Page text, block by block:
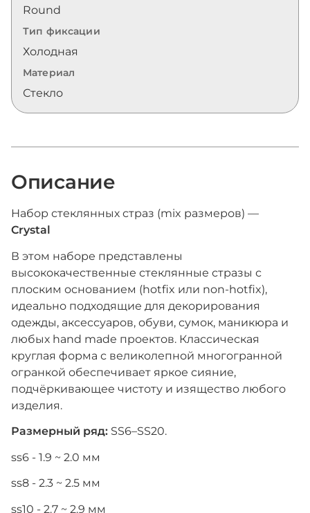
Round
Тип фиксации
Холодная
Материал
Стекло
Описание
Набор стеклянных страз (mix размеров) —
Crystal
В этом наборе представлены
высококачественные стеклянные стразы с
плоским основанием (hotfix или non-hotfix),
идеально подходящие для декорирования
одежды, аксессуаров, обуви, сумок, маникюра и
любых hand made проектов. Классическая
круглая форма с великолепной многогранной
огранкой обеспечивает яркое сияние,
подчёркивающее чистоту и изящество любого
изделия.
Размерный ряд: SS6–SS20.
ss6 - 1.9 ~ 2.0 мм
ss8 - 2.3 ~ 2.5 мм
ss10 - 2.7 ~ 2.9 мм